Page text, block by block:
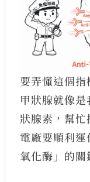
要弄懂這個指
甲狀腺就像
狀腺素，幫
電廠要順利
氧化酶」的關